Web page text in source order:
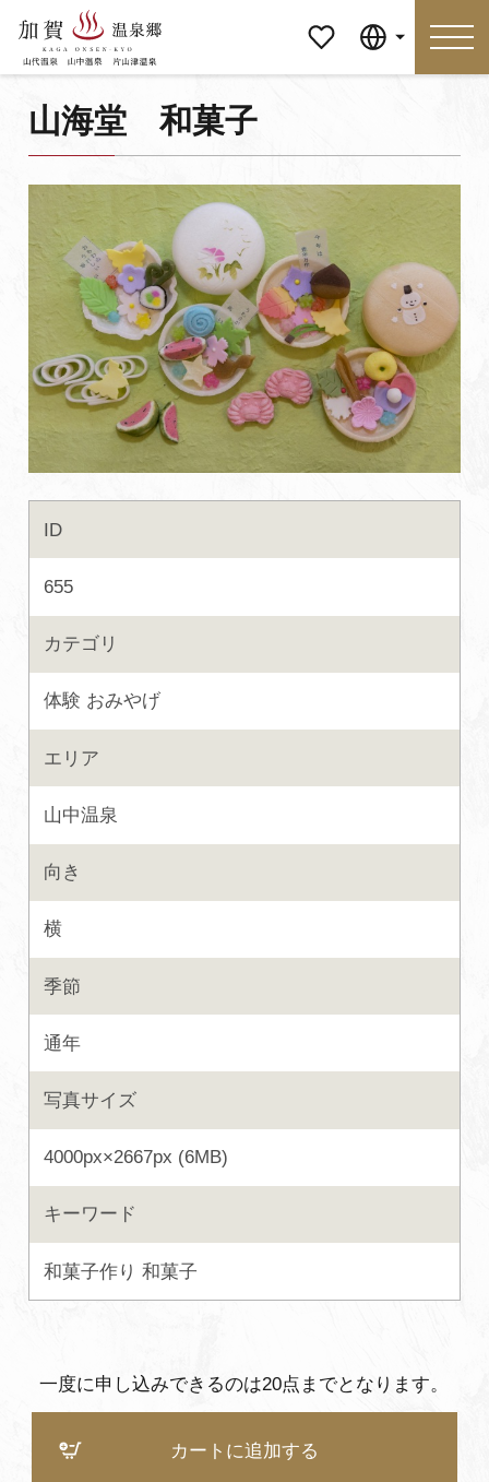
ージ
特集 おすすめの過ごし方
見どころ 食べる
おみやげ イベント
泊まる アクセス
マイページ
加賀に泊まって！北陸巡り♪
ご当地グルメ
加賀 旅先納税
FAQ
Language
パンフレットダウンロード
よくあるご質問・お問い合わせ
プライバシーポリシー
山海堂 和菓子
ID
655
カテゴリ
体験 おみやげ
エリア
山中温泉
向き
横
季節
通年
写真サイズ
4000px×2667px (6MB)
キーワード
和菓子作り 和菓子
一度に申し込みできるのは20点までとなります。
カートに追加する